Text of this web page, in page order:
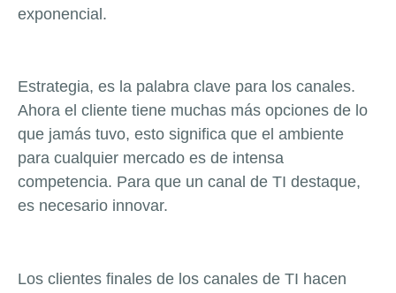
exponencial.
Estrategia, es la palabra clave para los canales.
Ahora el cliente tiene muchas más opciones de lo
que jamás tuvo, esto significa que el ambiente
para cualquier mercado es de intensa
competencia. Para que un canal de TI destaque,
es necesario innovar.
Los clientes finales de los canales de TI hacen